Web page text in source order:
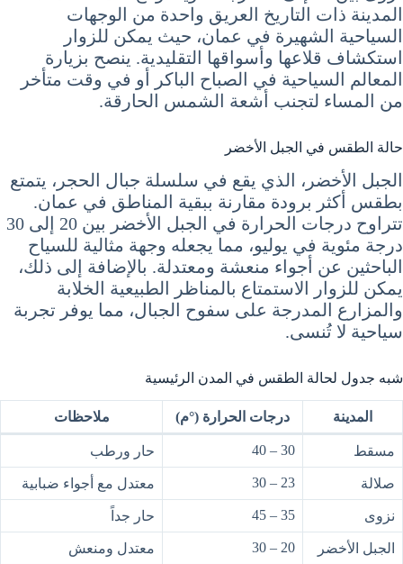
المدينة ذات التاريخ العريق واحدة من الوجهات
السياحية الشهيرة في عمان، حيث يمكن للزوار
استكشاف قلاعها وأسواقها التقليدية. ينصح بزيارة
المعالم السياحية في الصباح الباكر أو في وقت متأخر
من المساء لتجنب أشعة الشمس الحارقة.
حالة الطقس في الجبل الأخضر
الجبل الأخضر، الذي يقع في سلسلة جبال الحجر، يتمتع
بطقس أكثر برودة مقارنة ببقية المناطق في عمان.
تتراوح درجات الحرارة في الجبل الأخضر بين 20 إلى 30
درجة مئوية في يوليو، مما يجعله وجهة مثالية للسياح
الباحثين عن أجواء منعشة ومعتدلة. بالإضافة إلى ذلك،
يمكن للزوار الاستمتاع بالمناظر الطبيعية الخلابة
والمزارع المدرجة على سفوح الجبال، مما يوفر تجربة
سياحية لا تُنسى.
شبه جدول لحالة الطقس في المدن الرئيسية
المدينة درجات الحرارة (°م) ملاحظات
مسقط 30 – 40 حار ورطب
صلالة 23 – 30 معتدل مع أجواء ضبابية
نزوى 35 – 45 حار جداً
الجبل الأخضر 20 – 30 معتدل ومنعش